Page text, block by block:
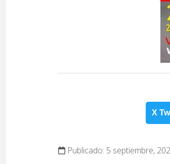
X
Publicado: 5 septiembre,